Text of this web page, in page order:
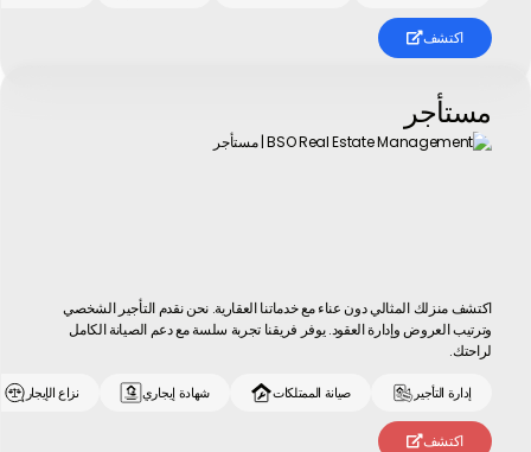
اكتشف
اكتشف منزلك المثالي دون عناء مع خدماتنا العقارية. نحن نقدم التأجير الشخصي
وترتيب العروض وإدارة العقود. يوفر فريقنا تجربة سلسة مع دعم الصيانة الكامل
لراحتك.
إدارة التأجير صيانة الممتلكات شهادة إيجاري نزاع الإيجار
اكتشف
مستأجر